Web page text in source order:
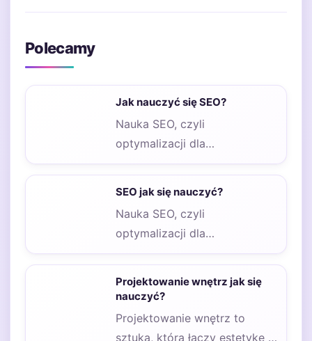
Polecamy
Jak nauczyć się SEO?
Nauka SEO, czyli
optymalizacji dla
wyszukiwarek internetowych,
czasu, zaangażowania oraz
odpowiednich…
SEO jak się nauczyć?
Nauka SEO, czyli
optymalizacji dla
wyszukiwarek internetowych,
procesem, ale istnieje wiele
skutecznych…
Projektowanie wnętrz jak się
nauczyć?
Projektowanie wnętrz to
sztuka, która łączy estetykę z